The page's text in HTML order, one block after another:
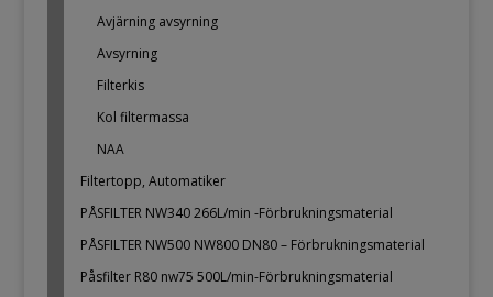
Avjärning avsyrning
Avsyrning
Filterkis
Kol filtermassa
NAA
Filtertopp, Automatiker
PÅSFILTER NW340 266L/min -Förbrukningsmaterial
PÅSFILTER NW500 NW800 DN80 – Förbrukningsmaterial
Påsfilter R80 nw75 500L/min-Förbrukningsmaterial